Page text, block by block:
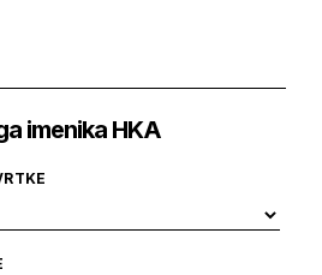
imenika HKA